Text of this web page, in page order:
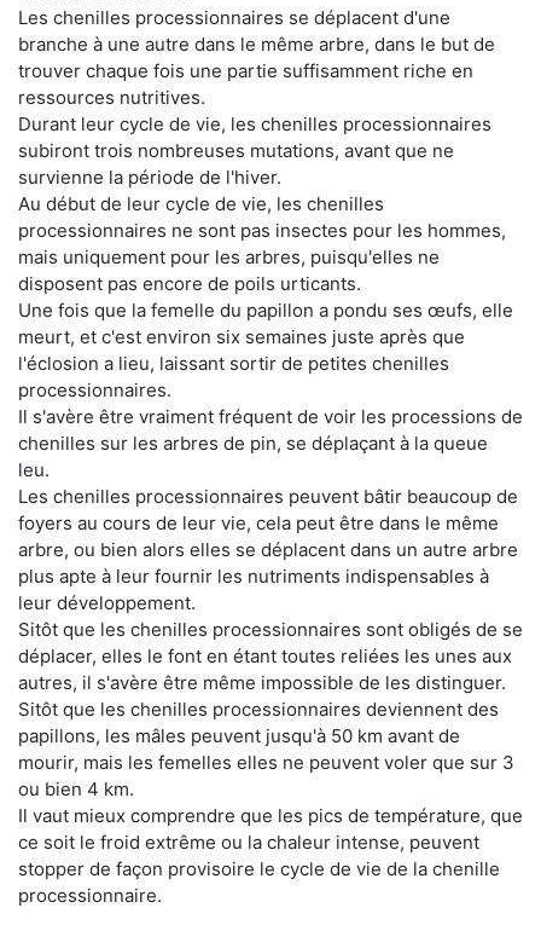
Les chenilles processionnaires se déplacent d'une
branche à une autre dans le même arbre, dans le but de
trouver chaque fois une partie suffisamment riche en
ressources nutritives.
Durant leur cycle de vie, les chenilles processionnaires
subiront trois nombreuses mutations, avant que ne
survienne la période de l'hiver.
Au début de leur cycle de vie, les chenilles
processionnaires ne sont pas insectes pour les hommes,
mais uniquement pour les arbres, puisqu'elles ne
disposent pas encore de poils urticants.
Une fois que la femelle du papillon a pondu ses œufs, elle
meurt, et c'est environ six semaines juste après que
l'éclosion a lieu, laissant sortir de petites chenilles
processionnaires.
Il s'avère être vraiment fréquent de voir les processions de
chenilles sur les arbres de pin, se déplaçant à la queue
leu.
Les chenilles processionnaires peuvent bâtir beaucoup de
foyers au cours de leur vie, cela peut être dans le même
arbre, ou bien alors elles se déplacent dans un autre arbre
plus apte à leur fournir les nutriments indispensables à
leur développement.
Sitôt que les chenilles processionnaires sont obligés de se
déplacer, elles le font en étant toutes reliées les unes aux
autres, il s'avère être même impossible de les distinguer.
Sitôt que les chenilles processionnaires deviennent des
papillons, les mâles peuvent jusqu'à 50 km avant de
mourir, mais les femelles elles ne peuvent voler que sur 3
ou bien 4 km.
Il vaut mieux comprendre que les pics de température, que
ce soit le froid extrême ou la chaleur intense, peuvent
stopper de façon provisoire le cycle de vie de la chenille
processionnaire.